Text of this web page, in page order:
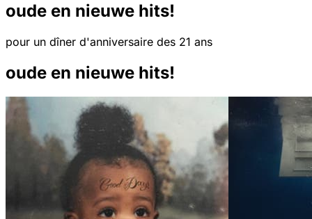
oude en nieuwe hits!
pour un dîner d'anniversaire des 21 ans
oude en nieuwe hits!